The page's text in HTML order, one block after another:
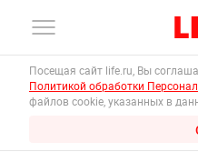
Посещая сайт life.ru, Вы
Политикой обработки
файлов cookie, указанных в